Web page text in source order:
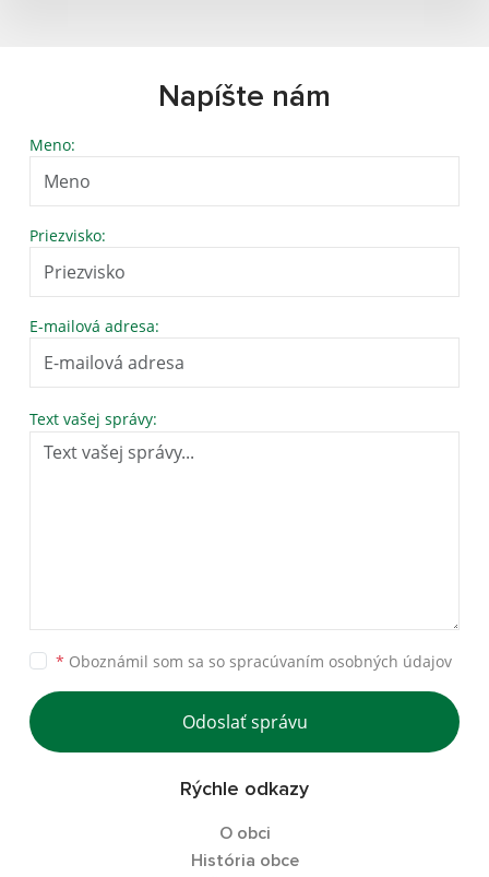
Napíšte nám
Meno:
Priezvisko:
E-mailová adresa:
Text vašej správy:
* Oboznámil som sa so spracúvaním osobných údajov
Odoslať správu
Rýchle odkazy
O obci
História obce